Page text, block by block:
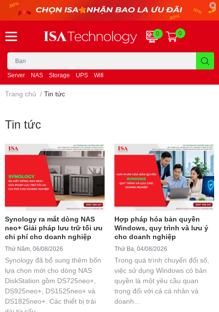
Server NAS Storage UPS Wifi
0 0
Trang chủ / Tin tức
Tin tức
Synology ra mắt dòng NAS
neo+ Giải pháp lưu trữ tối ưu
chi phí cho doanh nghiệp
Thứ Năm, 06/08/2026
Synology đã bổ sung thêm bốn
lựa chọn mới cho dòng NAS
DiskStation gồm DS725neo+,
DS925neo+, DS1525neo+ và
DS1825neo+. Các thiết bị trải
Hợp pháp hóa bản quyền
Windows, quy trình và lưu ý
cho doanh nghiệp
Thứ Ba, 04/08/2026
Trong quá trình chuyển đổi số,
việc sử dụng Windows có bản
quyền là một yêu cầu quan
trọng đối với cả cá nhân và
doanh...